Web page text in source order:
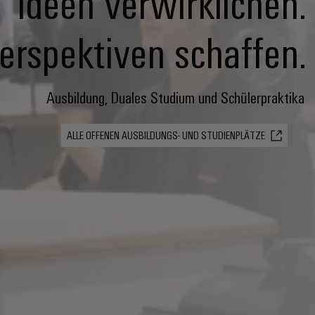
schaffen.
Ausbildung, Duales Studium und Schülerpraktika
ALLE OFFENEN AUSBILDUNGS- UND STUDIENPLÄTZE